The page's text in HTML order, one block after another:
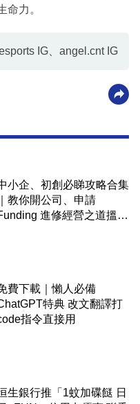
命力。
IG、angel.cnt IG
小企、初創必睇攻略合集
｜教你開公司、申請
進修經營之道搵大
費下載｜懶人必備
特典 改文翻譯打
指令直接用
生銀行推「1蚊加碟餸 日